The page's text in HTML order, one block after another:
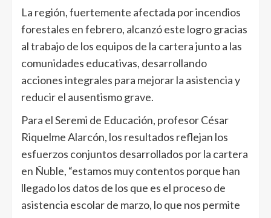
La región, fuertemente afectada por incendios
forestales en febrero, alcanzó este logro gracias
al trabajo de los equipos de la cartera junto a las
comunidades educativas, desarrollando
acciones integrales para mejorar la asistencia y
reducir el ausentismo grave.
Para el Seremi de Educación, profesor César
Riquelme Alarcón, los resultados reflejan los
esfuerzos conjuntos desarrollados por la cartera
en Ñuble, “estamos muy contentos porque han
llegado los datos de los que es el proceso de
asistencia escolar de marzo, lo que nos permite